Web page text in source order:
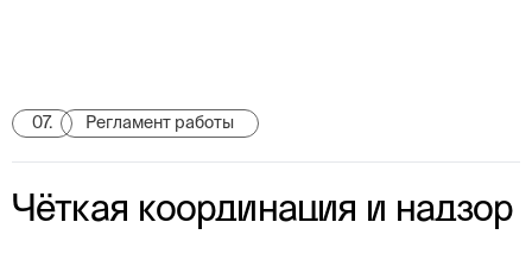
07. Регламент работы
Чёткая координация и надзор